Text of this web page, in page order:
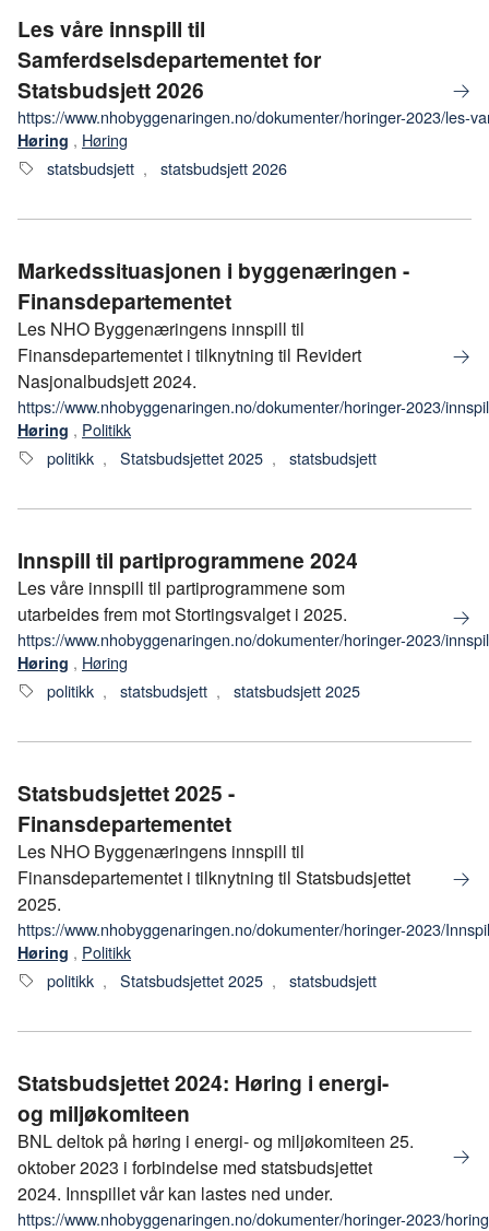
Les våre innspill til
Samferdselsdepartementet for
Statsbudsjett 2026
https://www.nhobyggenaringen.no/dokumenter/horinger-2023/les-
Høring , Høring
statsbudsjett , statsbudsjett 2026
Markedssituasjonen i byggenæringen -
Finansdepartementet
Les NHO Byggenæringens innspill til
Finansdepartementet i tilknytning til Revidert
Nasjonalbudsjett 2024.
https://www.nhobyggenaringen.no/dokumenter/horinger-2023/
Høring , Politikk
politikk , Statsbudsjettet 2025 , statsbudsjett
Innspill til partiprogrammene 2024
Les våre innspill til partiprogrammene som
utarbeides frem mot Stortingsvalget i 2025.
https://www.nhobyggenaringen.no/dokumenter/horinger-2023/
Høring , Høring
politikk , statsbudsjett , statsbudsjett 2025
Statsbudsjettet 2025 -
Finansdepartementet
Les NHO Byggenæringens innspill til
Finansdepartementet i tilknytning til Statsbudsjettet
2025.
https://www.nhobyggenaringen.no/dokumenter/horinger-2023/
Høring , Politikk
politikk , Statsbudsjettet 2025 , statsbudsjett
Statsbudsjettet 2024: Høring i energi-
og miljøkomiteen
BNL deltok på høring i energi- og miljøkomiteen 25.
oktober 2023 i forbindelse med statsbudsjettet
2024. Innspillet vår kan lastes ned under.
https://www.nhobyggenaringen.no/dokumenter/horinger-2023/